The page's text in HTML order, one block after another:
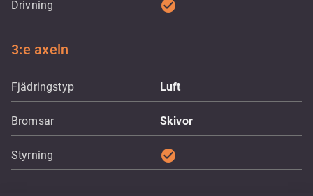
Drivning check_circle
3:e axeln
Fjädringstyp Luft
Bromsar Skivor
Styrning check_circle